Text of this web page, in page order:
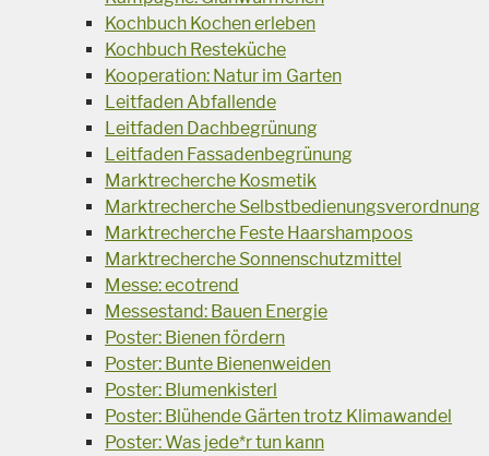
Kochbuch Kochen erleben
Kochbuch Resteküche
Kooperation: Natur im Garten
Leitfaden Abfallende
Leitfaden Dachbegrünung
Leitfaden Fassadenbegrünung
Marktrecherche Kosmetik
Marktrecherche Selbstbedienungsverordnung
Marktrecherche Feste Haarshampoos
Marktrecherche Sonnenschutzmittel
Messe: ecotrend
Messestand: Bauen Energie
Poster: Bienen fördern
Poster: Bunte Bienenweiden
Poster: Blumenkisterl
Poster: Blühende Gärten trotz Klimawandel
Poster: Was jede*r tun kann